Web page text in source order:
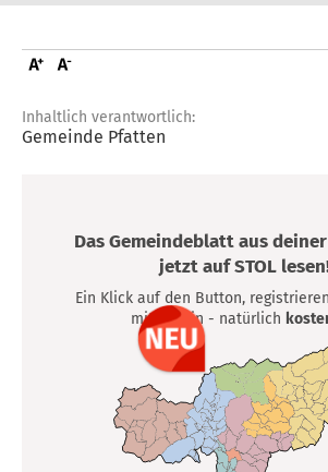
Inhaltlich verantwortlich:
Gemeinde Pfatten
Das Gemeindeblatt aus
jetzt auf STOL
Ein Klick auf den Button,
mittendrin - natürlich